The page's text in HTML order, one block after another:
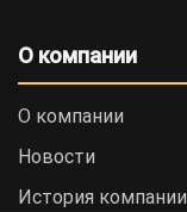
О компании
О компании
Новости
История компании